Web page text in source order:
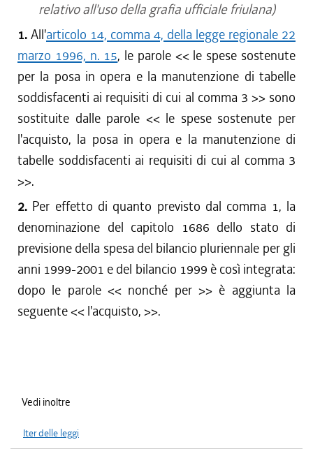
relativo all'uso della grafia ufficiale friulana)
1. All'articolo 14, comma 4, della legge regionale 22
marzo 1996, n. 15, le parole << le spese sostenute
per la posa in opera e la manutenzione di tabelle
soddisfacenti ai requisiti di cui al comma 3 >> sono
sostituite dalle parole << le spese sostenute per
l'acquisto, la posa in opera e la manutenzione di
tabelle soddisfacenti ai requisiti di cui al comma 3
>>.
2. Per effetto di quanto previsto dal comma 1, la
denominazione del capitolo 1686 dello stato di
previsione della spesa del bilancio pluriennale per gli
anni 1999-2001 e del bilancio 1999 è così integrata:
dopo le parole << nonché per >> è aggiunta la
seguente << l'acquisto, >>.
Vedi inoltre
Iter delle leggi